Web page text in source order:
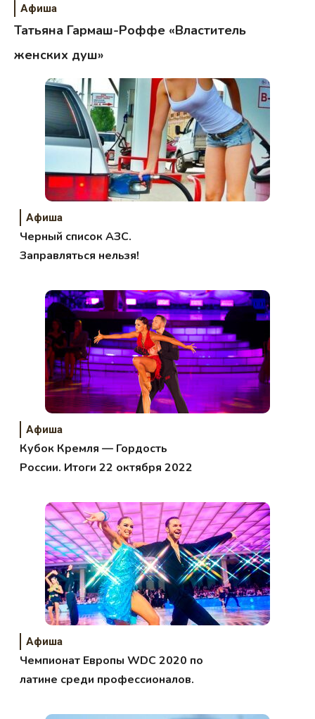
Афиша
Татьяна Гармаш-Роффе «Властитель
женских душ»
Афиша
Черный список АЗС.
Заправляться нельзя!
Афиша
Кубок Кремля — Гордость
России. Итоги 22 октября 2022
Афиша
Чемпионат Европы WDC 2020 по
латине среди профессионалов.